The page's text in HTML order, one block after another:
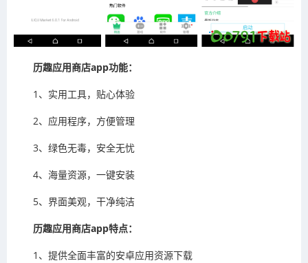
历趣应用商店app功能：
1、实用工具，贴心体验
2、应用程序，方便管理
3、绿色无毒，安全无忧
4、海量资源，一键安装
5、界面美观，干净纯洁
历趣应用商店app特点：
1、提供全面丰富的安卓应用资源下载